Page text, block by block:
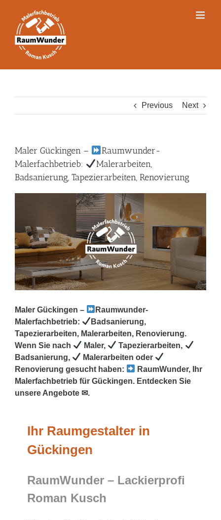
content
Previous Next
Maler Gückingen –
Raumwunder-
Malerfachbetrieb:
Malerarbeiten,
Badsanierung, Tapezierarbeiten, Renovierung
Maler Gückingen –
Raumwunder-
Malerfachbetrieb:
Badsanierung,
Tapezierarbeiten, Malerarbeiten, Renovierung.
Wenn Sie nach
Maler,
Tapezierarbeiten,
Badsanierung,
Malerarbeiten oder
Renovierung gesucht haben:
RaumWunder, Ihr
Malerfachbetrieb für Gückingen. Entdecken Sie
unsere Angebote ✉.
Ihr Raumgestalter in
Gückingen
RaumWunder – Lackierprofi
Roman Kusch